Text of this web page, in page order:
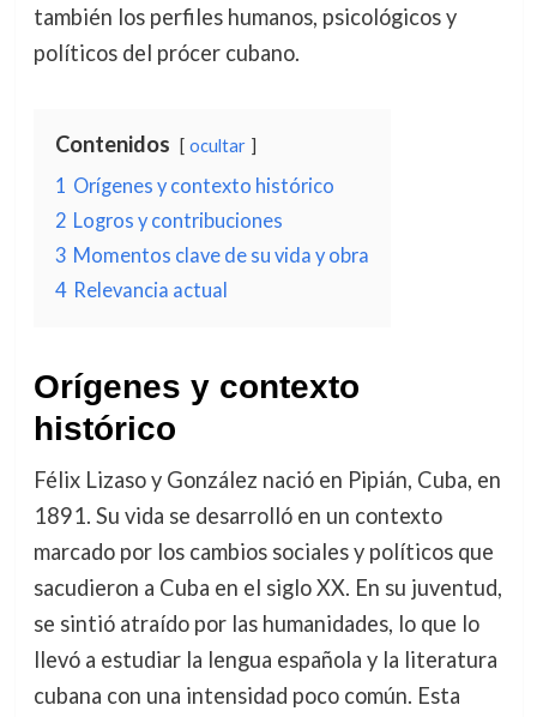
también los perfiles humanos, psicológicos y
políticos del prócer cubano.
Contenidos ocultar
1 Orígenes y contexto histórico
2 Logros y contribuciones
3 Momentos clave de su vida y obra
4 Relevancia actual
Orígenes y contexto
histórico
Félix Lizaso y González nació en Pipián, Cuba, en
1891. Su vida se desarrolló en un contexto
marcado por los cambios sociales y políticos que
sacudieron a Cuba en el siglo XX. En su juventud,
se sintió atraído por las humanidades, lo que lo
llevó a estudiar la lengua española y la literatura
cubana con una intensidad poco común. Esta